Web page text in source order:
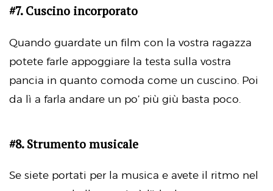
#7. Cuscino incorporato
Quando guardate un film con la vostra ragazza
potete farle appoggiare la testa sulla vostra
pancia in quanto comoda come un cuscino. Poi
da lì a farla andare un po’ più giù basta poco.
#8. Strumento musicale
Se siete portati per la musica e avete il ritmo nel